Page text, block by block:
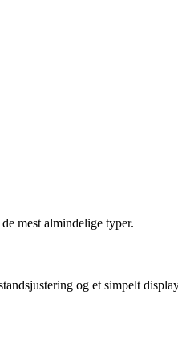
mest almindelige typer.
og et simpelt